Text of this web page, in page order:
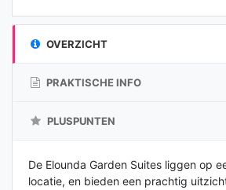
OVERZICHT
PRAKTISCHE INFO
PLUSPUNTEN
De Elounda Garden Suites liggen op
locatie, en bieden een prachtig